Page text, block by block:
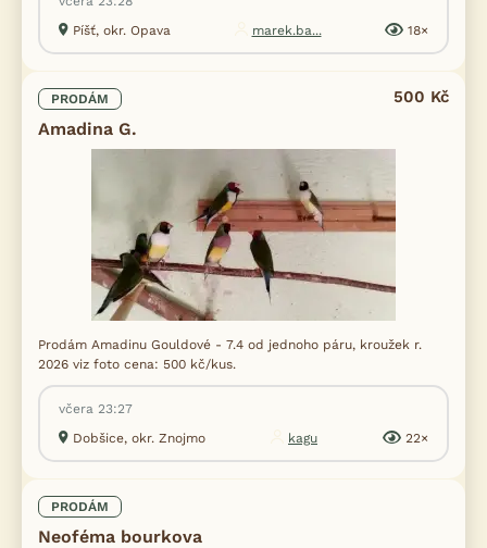
Píšť, okr. Opava
marek.ba... 18×
PRODÁM
Amadina G.
500 Kč
Prodám Amadinu Gouldové - 7.4 od jednoho páru, kroužek r.
2026 viz foto cena: 500 kč/kus.
včera 23:27
Dobšice, okr. Znojmo
kagu 22×
PRODÁM
Neoféma bourkova